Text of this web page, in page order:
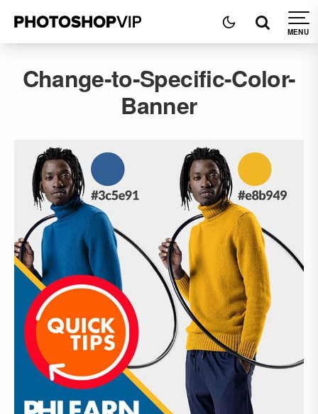
Change-to-Specific-Color-
Banner